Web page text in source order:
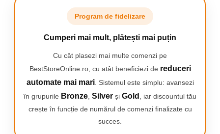
Program de fidelizare
Cumperi mai mult, plătești mai puțin
Cu cât plasezi mai multe comenzi pe
BestStoreOnline.ro, cu atât beneficiezi de reduceri
automate mai mari. Sistemul este simplu: avansezi
în grupurile Bronze Silver și Gold
, iar discountul tău
crește în funcție de numărul de comenzi finalizate cu
succes.